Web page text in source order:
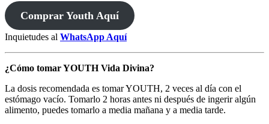
Comprar Youth Aquí
Inquietudes al WhatsApp Aquí
¿Cómo tomar YOUTH Vida Divina?
La dosis recomendada es tomar YOUTH, 2 veces al día con el
estómago vacío. Tomarlo 2 horas antes ni después de ingerir algún
alimento, puedes tomarlo a media mañana y a media tarde.